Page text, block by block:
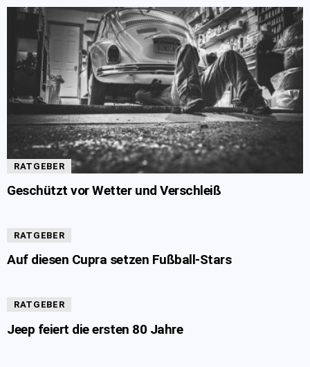
RATGEBER
Geschützt vor Wetter und Verschleiß
RATGEBER
Auf diesen Cupra setzen Fußball-Stars
RATGEBER
Jeep feiert die ersten 80 Jahre